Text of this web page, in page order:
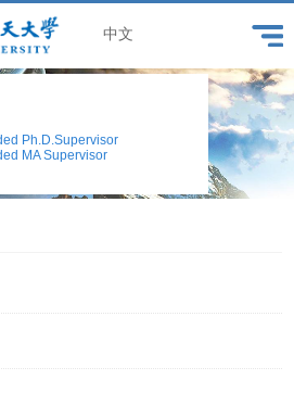
中文
Ph.D.Supervisor
MA Supervisor